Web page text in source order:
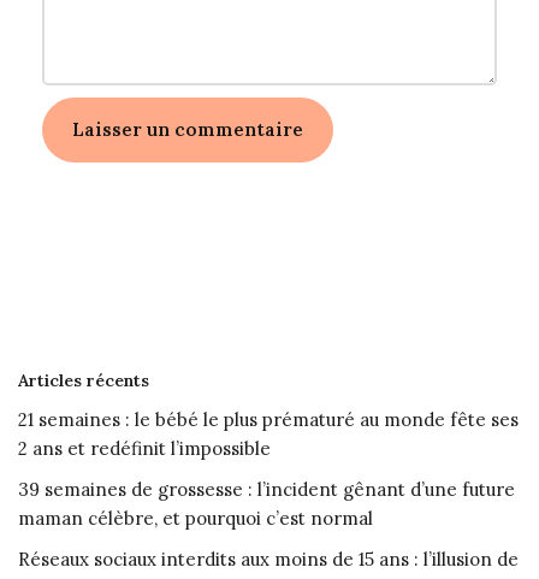
Articles récents
21 semaines : le bébé le plus prématuré au monde fête ses
2 ans et redéfinit l’impossible
39 semaines de grossesse : l’incident gênant d’une future
maman célèbre, et pourquoi c’est normal
Réseaux sociaux interdits aux moins de 15 ans : l’illusion de